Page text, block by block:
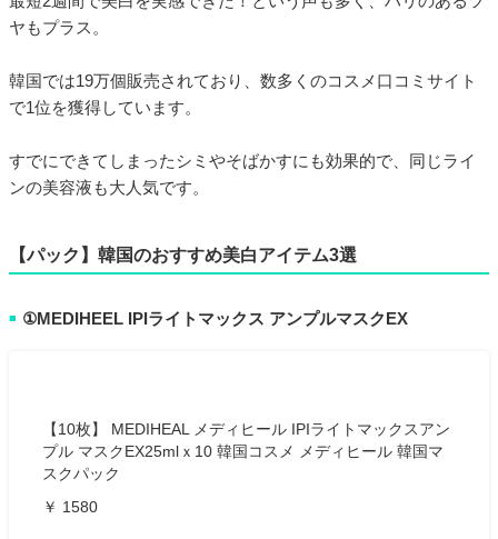
ヤもプラス。
韓国では19万個販売されており、数多くのコスメ口コミサイト
で1位を獲得しています。
すでにできてしまったシミやそばかすにも効果的で、同じライ
ンの美容液も大人気です。
【パック】韓国のおすすめ美白アイテム3選
■ ①MEDIHEEL IPIライトマックス アンプルマスクEX
【10枚】 MEDIHEAL メディヒール IPIライトマックスアン
プル マスクEX25mlｘ10 韓国コスメ メディヒール 韓国マ
スクパック
￥ 1580